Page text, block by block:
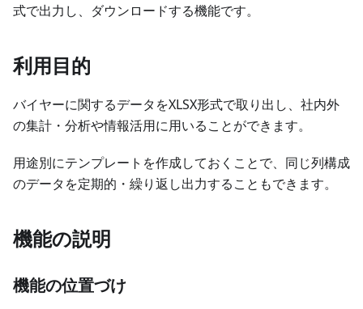
式で出力し、ダウンロードする機能です。
利用目的
バイヤーに関するデータをXLSX形式で取り出し、社内外
の集計・分析や情報活用に用いることができます。
用途別にテンプレートを作成しておくことで、同じ列構成
のデータを定期的・繰り返し出力することもできます。
機能の説明
機能の位置づけ